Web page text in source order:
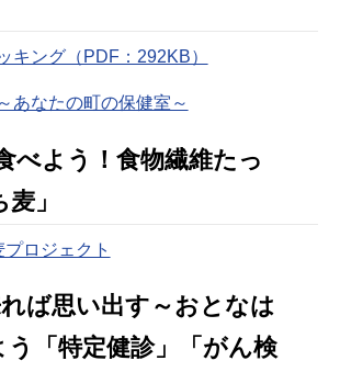
キング（PDF：292KB）
なたの町の保健室～
べよう！食物繊維たっ
」
ロジェクト
ば思い出す～おとなは
う「特定健診」「がん検